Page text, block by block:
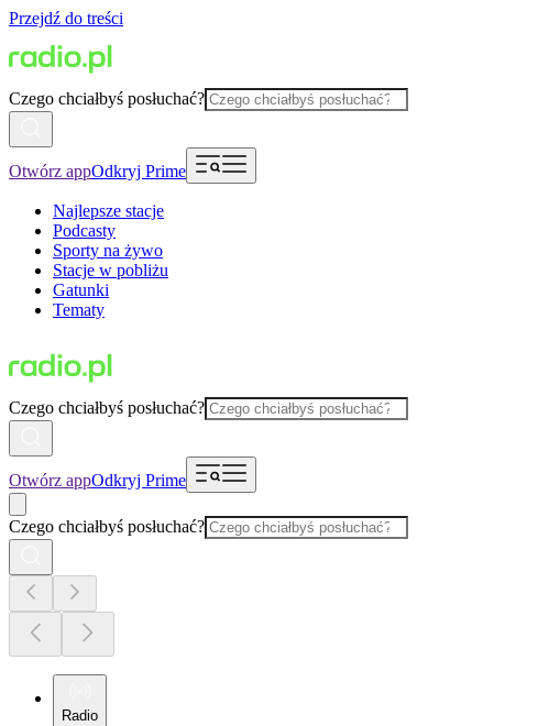
Przejdź do treści
Czego chciałbyś posłuchać?
Otwórz appOdkryj Prime
Najlepsze stacje
Podcasty
Sporty na żywo
Stacje w pobliżu
Gatunki
Tematy
Czego chciałbyś posłuchać?
Otwórz appOdkryj Prime
Czego chciałbyś posłuchać?
Radio